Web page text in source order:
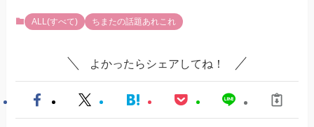
ALL(すべて) ちまたの話題あれこれ
よかったらシェアしてね！